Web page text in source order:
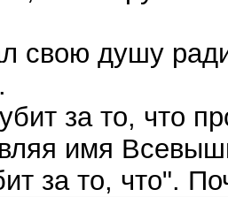
свою душу
за то, что
имя
за то, что".